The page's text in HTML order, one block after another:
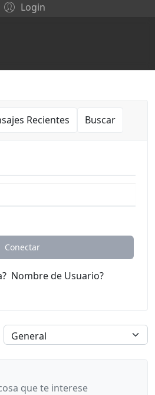
Login
Recientes Buscar
Conectar
Nombre de Usuario?
que te interese